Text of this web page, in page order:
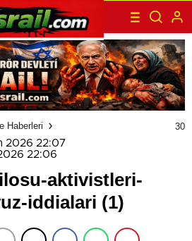
Haberleri 30
2026 22:07
22:06
aktivistleri-
iddialari (1)